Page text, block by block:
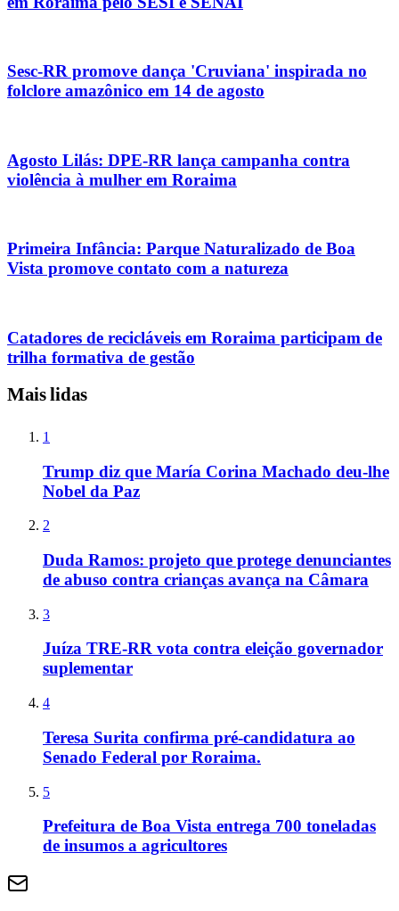
Sesc-RR promove dança 'Cruviana' inspirada no
folclore amazônico em 14 de agosto
Agosto Lilás: DPE-RR lança campanha contra
violência à mulher em Roraima
Primeira Infância: Parque Naturalizado de Boa
Vista promove contato com a natureza
Catadores de recicláveis em Roraima participam de
trilha formativa de gestão
Mais lidas
1
Trump diz que María Corina Machado deu-lhe
Nobel da Paz
2
Duda Ramos: projeto que protege denunciantes
de abuso contra crianças avança na Câmara
3
Juíza TRE-RR vota contra eleição governador
suplementar
4
Teresa Surita confirma pré-candidatura ao
Senado Federal por Roraima.
5
Prefeitura de Boa Vista entrega 700 toneladas
de insumos a agricultores